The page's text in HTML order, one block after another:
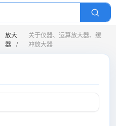
放大
器
关于仪器、运算放大器、缓
冲放大器